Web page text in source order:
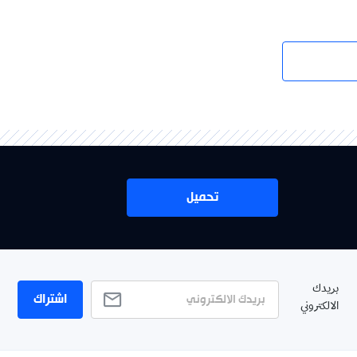
تحميل
بريدك
الالكتروني
اشتراك